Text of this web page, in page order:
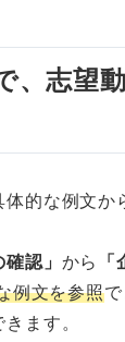
、志望
的な例文か
確認」 から
例文を参照で
ます。